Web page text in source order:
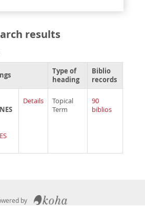
results
Type of
heading
Biblio
records
Details
Topical
Term
90
biblios
by